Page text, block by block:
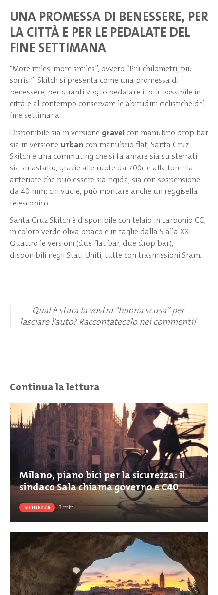
UNA PROMESSA DI BENESSERE, PER
LA CITTÀ E PER LE PEDALATE DEL
FINE SETTIMANA
“More miles, more smiles”, ovvero “Più chilometri, più
sorrisi”: Skitch si presenta come una promessa di
benessere, per quanti voglio pedalare il più possibile in
città e al contempo conservare le abitudini ciclistiche del
fine settimana.
Disponibile sia in versione gravel con manubrio drop bar
sia in versione urban con manubrio flat, Santa Cruz
Skitch è una commuting che si fa amare sia su sterrati
sia su asfalto, grazie alle ruote da 700c e alla forcella
anteriore che può essere sia rigida, sia con sospensione
da 40 mm; chi vuole, può montare anche un reggisella
telescopico.
Santa Cruz Skitch è disponibile con telaio in carbonio CC,
in coloro verde oliva opaco e in taglie dalla S alla XXL.
Quattro le versioni (due flat bar, due drop bar),
disponibili negli Stati Uniti, tutte con trasmissioni Sram.
Qual è stata la vostra “buona scusa” per
lasciare l’auto? Raccontatecelo nei commenti!
Continua la lettura
Milano, piano bici per la sicurezza: il
sindaco Sala chiama governo e C40
SICUREZZA 3 min